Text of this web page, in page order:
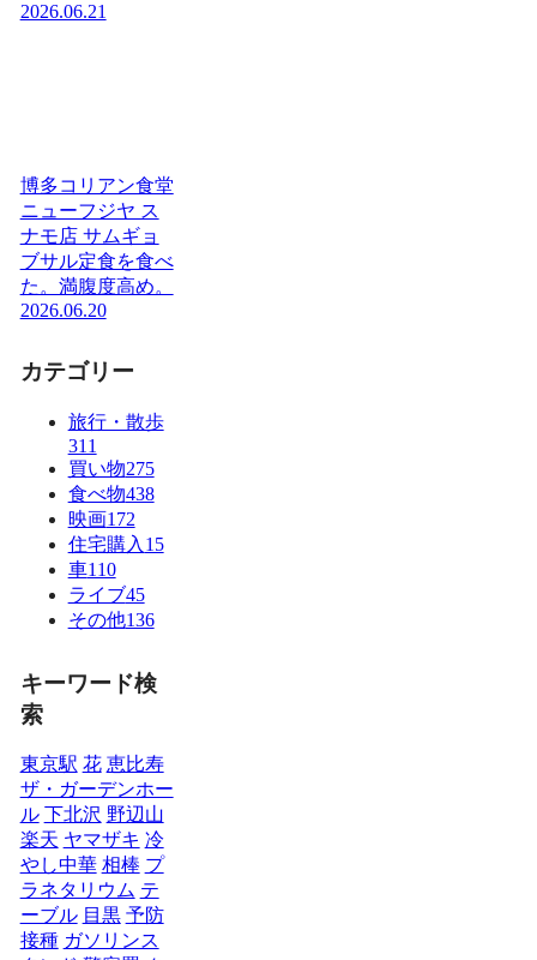
2026.06.21
博多コリアン食堂
ニューフジヤ ス
ナモ店 サムギョ
ブサル定食を食べ
た。満腹度高め。
2026.06.20
カテゴリー
旅行・散歩
311
買い物275
食べ物438
映画172
住宅購入 15
車110
ライブ45
その他136
キーワード検
索
東京駅 花 恵比寿
ザ・ガーデンホー
ル 下北沢 野辺山
楽天 ヤマザキ 冷
やし中華 相棒 プ
ラネタリウム テ
ーブル 目黒 予防
接種 ガソリンス